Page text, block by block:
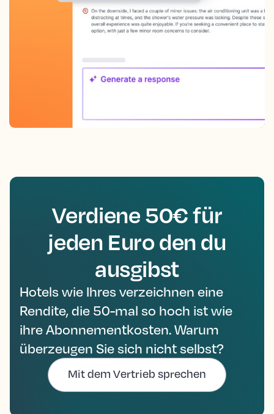
Verdiene 50€ für
jeden Euro den du
ausgibst
Hotels wie Ihres verzeichnen eine
Rendite, die 50-mal so hoch ist wie
ihre Abonnementkosten. Warum
überzeugen Sie sich nicht selbst?
Mit dem Vertrieb sprechen